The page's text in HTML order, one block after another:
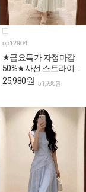
op12904
★금요특가 자정마감
50%★사선 스트라이프
스퀘어 나시 원피스
25,980원 51,980원